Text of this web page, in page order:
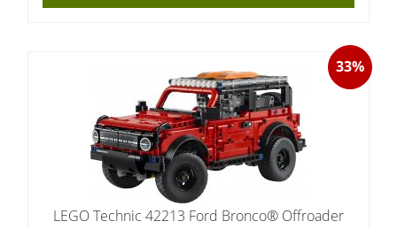
33%
LEGO Technic 42213 Ford Bronco® Offroader